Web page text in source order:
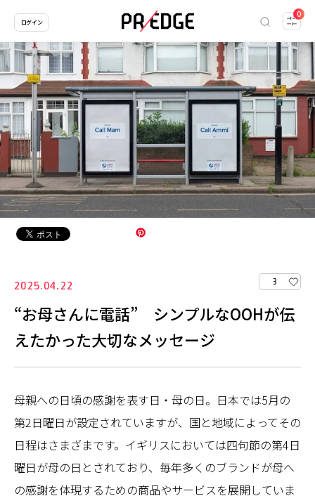
0
ログイン
2025.04.22 3
“お母さんに電話” シンプルなOOHが伝
えたかった大切なメッセージ
母親への日頃の感謝を表す日・母の日。日本では5月の
第2日曜日が設定されていますが、国と地域によってその
日程はさまざまです。イギリスにおいては四句節の第4日
曜日が母の日とされており、毎年多くのブランドが母へ
の感謝を体現するための商品やサービスを展開していま